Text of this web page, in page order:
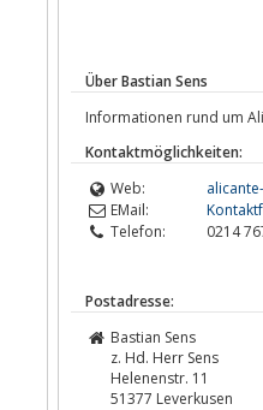
Über Bastian Sens
Informationen rund um
Kontaktmöglichkeiten:
Web:
EMail:
Telefon:
0214
Postadresse:
Bastian Sens
z. Hd. Herr Sens
Helenenstr. 11
51377 Leverkusen